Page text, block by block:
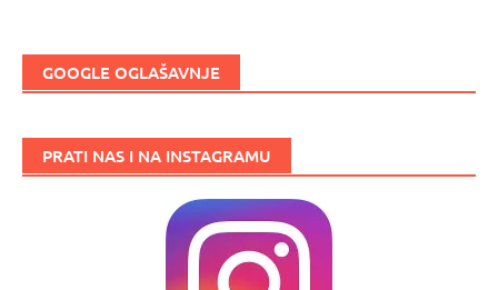
GOOGLE OGLAŠAVNJE
PRATI NAS I NA INSTAGRAMU